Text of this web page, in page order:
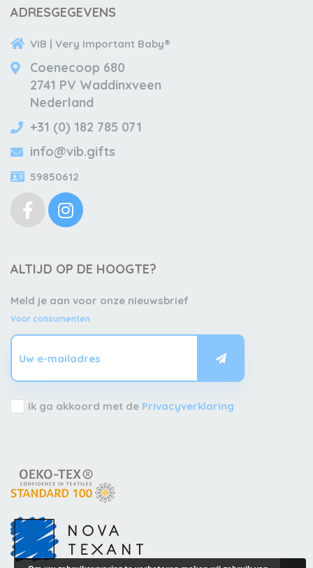
ADRESGEGEVENS
VIB | Very Important Baby®
Coenecoop 680
2741 PV Waddinxveen
Nederland
+31 (0) 182 785 071
info@vib.gifts
59850612
ALTIJD OP DE HOOGTE?
Meld je aan voor onze nieuwsbrief
Voor consumenten
Ik ga akkoord met de Privacyverklaring